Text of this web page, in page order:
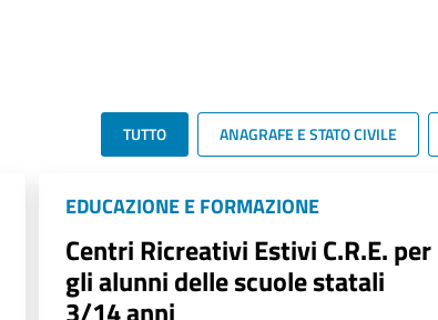
TUTTO ANAGRAFE E STATO CIVILE
EDUCAZIONE E FORMAZIONE
Centri Ricreativi Estivi C.R.E. per
gli alunni delle scuole statali